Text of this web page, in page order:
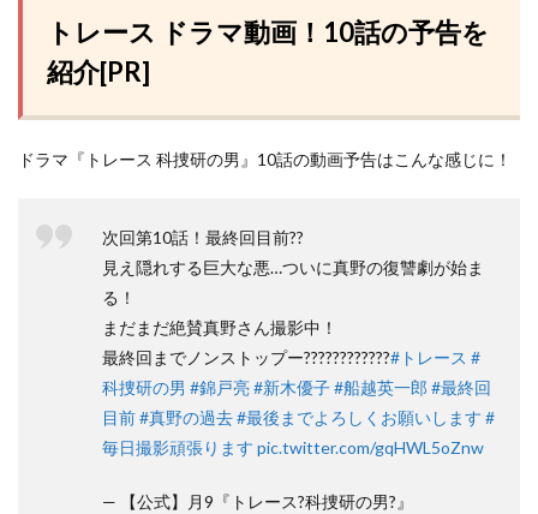
トレース ドラマ動画！10話の予告を
紹介[PR]
ドラマ『トレース 科捜研の男』10話の動画予告はこんな感じに！
次回第10話！最終回目前??
見え隠れする巨大な悪…ついに真野の復讐劇が始ま
る！
まだまだ絶賛真野さん撮影中！
最終回までノンストップー????????????#トレース #
科捜研の男 #錦戸亮#新木優子#船越英一郎 #最終回
目前#真野の過去#最後までよろしくお願いします #
毎日撮影頑張ります pic.twitter.com/gqHWL5oZnw
— 【公式】月9『トレース?科捜研の男?』